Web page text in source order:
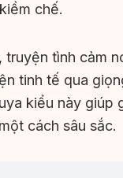
chế.
tình cảm
tinh tế qua
kiểu này giúp
cách sâu sắc.